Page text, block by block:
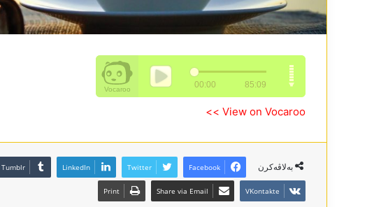
View on Vocaroo >>
بەلاڤەکرن Facebook
Twitter
LinkedIn
Tumblr
VKontakte
Share via Email
Print